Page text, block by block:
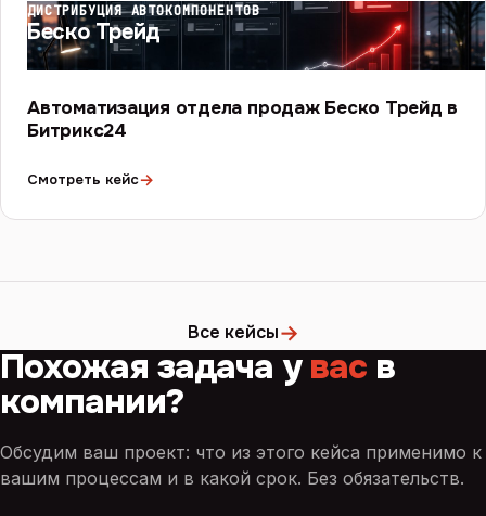
ДИСТРИБУЦИЯ АВТОКОМПОНЕНТОВ
Беско Трейд
Автоматизация отдела продаж Беско Трейд в
Битрикс24
Смотреть кейс→
Все кейсы→
Похожая задача увасв
компании?
Обсудим ваш проект: что из этого кейса применимо к
вашим процессам и в какой срок. Без обязательств.